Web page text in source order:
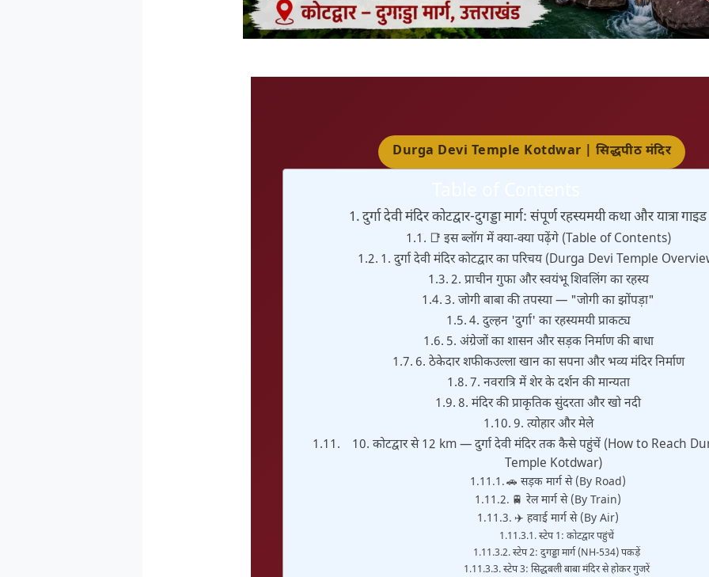
Durga Devi Temple Kotdwar | सिद्धपीठ मंदिर
दुर्गा देवी मंदिर कोटद्वार-दुगड्डा मार्ग: संपूर्ण रहस्यमयी कथा और यात्रा गाइड
📑 इस ब्लॉग में क्या-क्या पढ़ेंगे (Table of Contents)
1. दुर्गा देवी मंदिर कोटद्वार का परिचय (Durga Devi Temple
2. प्राचीन गुफा और स्वयंभू शिवलिंग का रहस्य
3. जोगी बाबा की तपस्या — "जोगी का झोंपड़ा"
4. दुल्हन 'दुर्गा' का रहस्यमयी प्राकट्य
5. अंग्रेजों का शासन और सड़क निर्माण की बाधा
6. ठेकेदार शफीकउल्ला खान का सपना और भव्य मंदिर निर्माण
7. नवरात्रि में शेर के दर्शन की मान्यता
8. मंदिर की प्राकृतिक सुंदरता और खो नदी
9. त्योहार और मेले
10. कोटद्वार से 12 km — दुर्गा देवी मंदिर तक कैसे पहुंचें (How to Reach
Temple Kotdwar)
🚗 सड़क मार्ग से (By Road)
🚆 रेल मार्ग से (By Train)
✈️ हवाई मार्ग से (By Air)
स्टेप 1: कोटद्वार पहुंचें
स्टेप 2: दुगड्डा मार्ग (NH-534) पकड़ें
स्टेप 3: सिद्धबली बाबा मंदिर से होकर गुजरें